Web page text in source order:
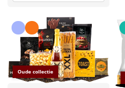
Oude collectie